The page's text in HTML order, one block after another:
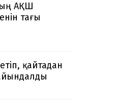
АҚШ
тағы
қайтадан